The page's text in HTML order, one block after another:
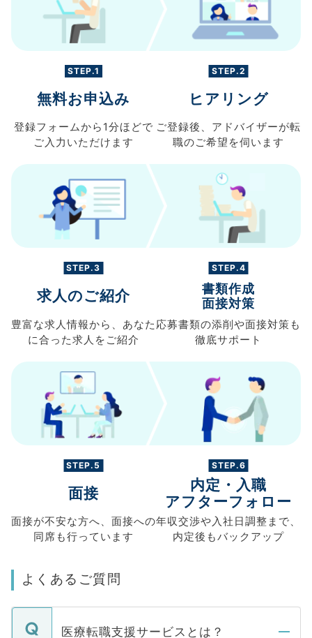
STEP.1
無料お申込み
登録フォームから 1分ほどで
ご入力 いただけます
STEP.2
ヒアリング
ご登録後、 アドバイザーが転
職のご希望を伺います
STEP.3
求人のご紹介
豊富な求人情報から、 あなた
に合った求人を ご紹介
STEP.4
書類作成
面接対策
応募書類の添削や面接対策も
徹底サポート
STEP.5
面接
面接が不安な方へ、 面接への
同席も行っています
STEP.6
内定・入職
アフターフォロー
年収交渉や入社日調整まで、
内定後もバックアップ
よくあるご質問
医療転職支援サービスとは？